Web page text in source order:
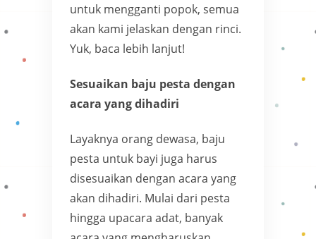
untuk mengganti popok, semua
akan kami jelaskan dengan rinci.
Yuk, baca lebih lanjut!
Sesuaikan baju pesta dengan
acara yang dihadiri
Layaknya orang dewasa, baju
pesta untuk bayi juga harus
disesuaikan dengan acara yang
akan dihadiri. Mulai dari pesta
hingga upacara adat, banyak